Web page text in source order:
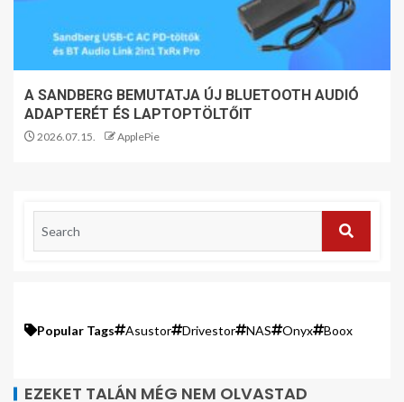
A SANDBERG BEMUTATJA ÚJ BLUETOOTH AUDIÓ
ADAPTERÉT ÉS LAPTOPTÖLTŐIT
2026.07.15. ApplePie
Popular Tags Asustor Drivestor NAS Onyx Boox
EZEKET TALÁN MÉG NEM OLVASTAD